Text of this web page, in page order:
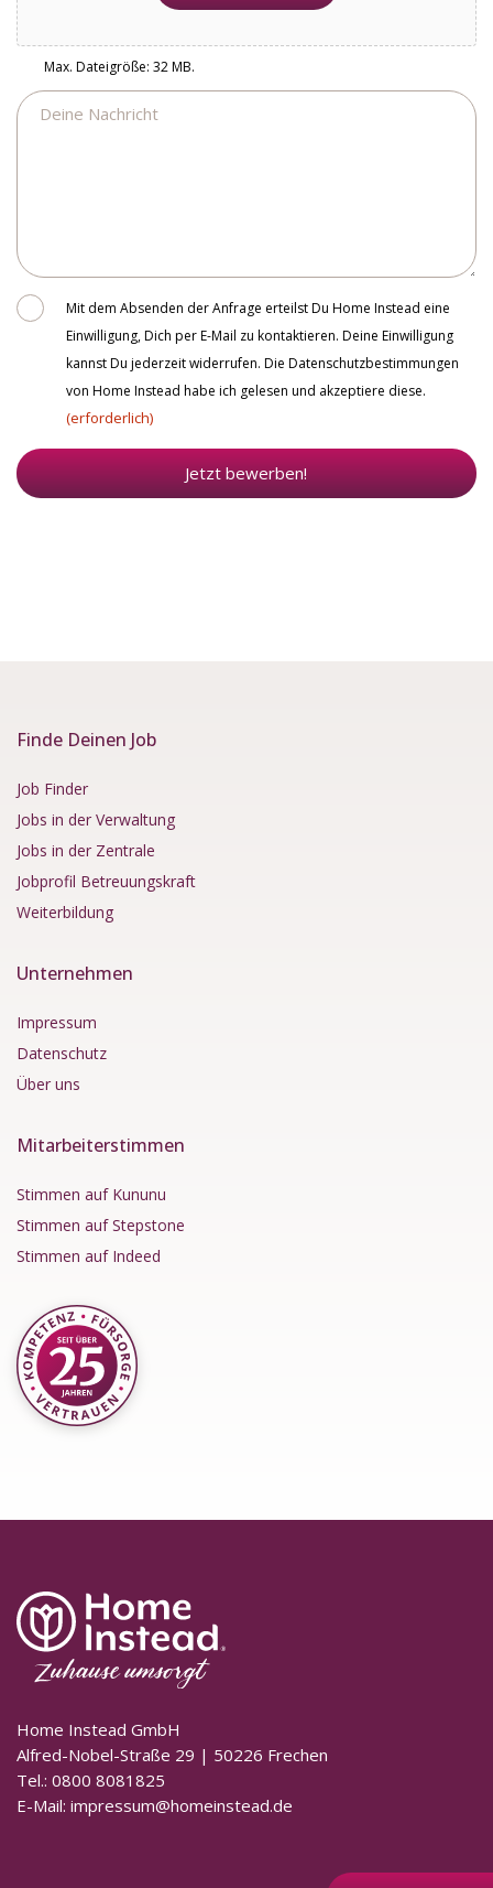
Max. Dateigröße: 32 MB.
Nachricht
ConsentMit dem Absenden der Anfrage erteilst Du Home Instead eine
Einwilligung, Dich per E-Mail zu kontaktieren. Deine Einwilligung
kannst Du jederzeit widerrufen. Die Datenschutzbestimmungen
von Home Instead habe ich gelesen und akzeptiere diese.
(erforderlich)
Jetzt bewerben!
Finde Deinen Job
Job Finder
Jobs in der Verwaltung
Jobs in der Zentrale
Jobprofil Betreuungskraft
Weiterbildung
Unternehmen
Impressum
Datenschutz
Über uns
Mitarbeiterstimmen
Stimmen auf Kununu
Stimmen auf Stepstone
Stimmen auf Indeed
Home Instead GmbH
Alfred-Nobel-Straße 29 | 50226 Frechen
Tel.: 0800 8081825
E-Mail: impressum@homeinstead.de